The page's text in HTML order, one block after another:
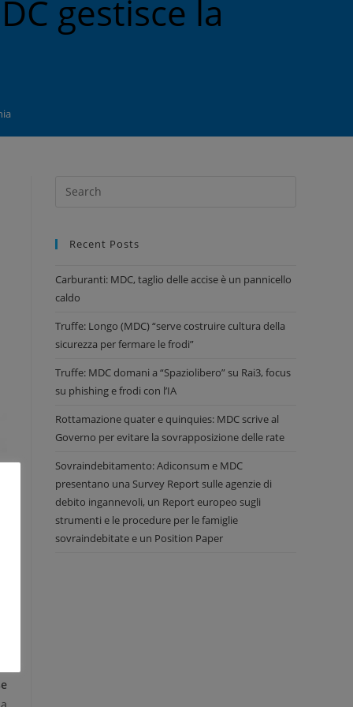
gestisce la
Recent Posts
Carburanti: MDC, taglio delle accise è un pannicello
caldo
Truffe: Longo (MDC) “serve costruire cultura della
sicurezza per fermare le frodi”
Truffe: MDC domani a “Spaziolibero” su Rai3, focus
su phishing e frodi con l’IA
Rottamazione quater e quinquies: MDC scrive al
Governo per evitare la sovrapposizione delle rate
Sovraindebitamento: Adiconsum e MDC
presentano una Survey Report sulle agenzie di
debito ingannevoli, un Report europeo sugli
strumenti e le procedure per le famiglie
sovraindebitate e un Position Paper